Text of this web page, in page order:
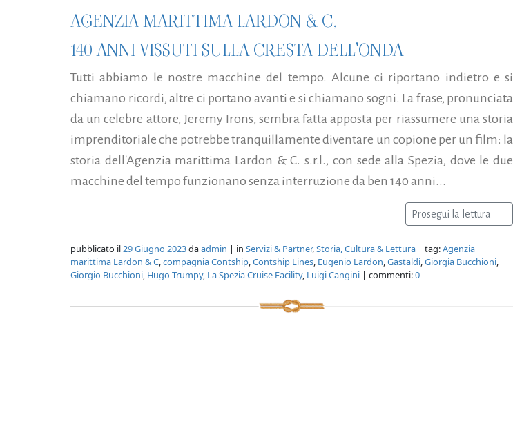
AGENZIA MARITTIMA LARDON & C,
140 ANNI VISSUTI SULLA CRESTA DELL'ONDA
Tutti abbiamo le nostre macchine del tempo. Alcune ci riportano indietro e si
chiamano ricordi, altre ci portano avanti e si chiamano sogni. La frase, pronunciata
da un celebre attore, Jeremy Irons, sembra fatta apposta per riassumere una storia
imprenditoriale che potrebbe tranquillamente diventare un copione per un film: la
storia dell'Agenzia marittima Lardon & C. s.r.l., con sede alla Spezia, dove le due
macchine del tempo funzionano senza interruzione da ben 140 anni...
Prosegui la lettura
pubblicato il29 Giugno 2023daadmin | in Servizi & Partner,Storia, Cultura & Lettura | tag:Agenzia
marittima Lardon & C,compagnia Contship,Contship Lines, Eugenio Lardon,Gastaldi,Giorgia Bucchioni,
Giorgio Bucchioni, Hugo Trumpy, La Spezia Cruise Facility, Luigi Cangini | commenti:0